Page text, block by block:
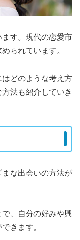
す。現代の恋愛市
られています。
どのような考え方
法も紹介していき
まな出会いの方法が
、自分の好みや興
きます。